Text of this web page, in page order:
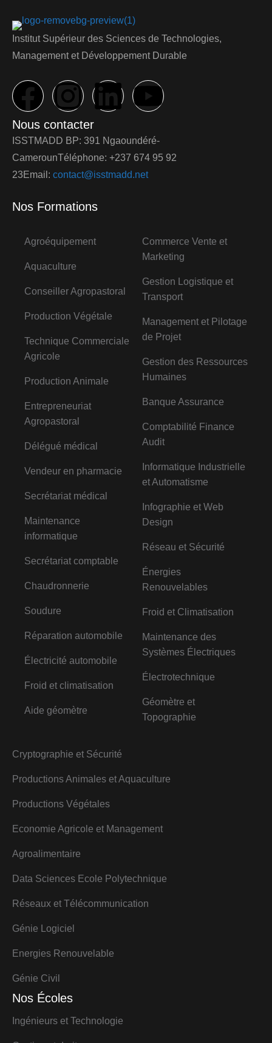
Institut Supérieur des Sciences de Technologies,
Management et Développement Durable
Nous contacter
ISSTMADD BP: 391 Ngaoundéré-
CamerounTéléphone: +237 674 95 92
23Email: contact@isstmadd.net
Nos Formations
Agroéquipement
Aquaculture
Conseiller Agropastoral
Production Végétale
Technique Commerciale
Agricole
Production Animale
Entrepreneuriat
Agropastoral
Délégué médical
Vendeur en pharmacie
Secrétariat médical
Maintenance
informatique
Secrétariat comptable
Chaudronnerie
Soudure
Réparation automobile
Électricité automobile
Froid et climatisation
Aide géomètre
Commerce Vente et
Marketing
Gestion Logistique et
Transport
Management et Pilotage
de Projet
Gestion des Ressources
Humaines
Banque Assurance
Comptabilité Finance
Audit
Informatique Industrielle
et Automatisme
Infographie et Web
Design
Réseau et Sécurité
Énergies
Renouvelables
Froid et Climatisation
Maintenance des
Systèmes Électriques
Électrotechnique
Géomètre et
Topographie
Cryptographie et Sécurité
Productions Animales et Aquaculture
Productions Végétales
Economie Agricole et Management
Agroalimentaire
Data Sciences Ecole Polytechnique
Réseaux et Télécommunication
Génie Logiciel
Energies Renouvelable
Génie Civil
Nos Écoles
Ingénieurs et Technologie